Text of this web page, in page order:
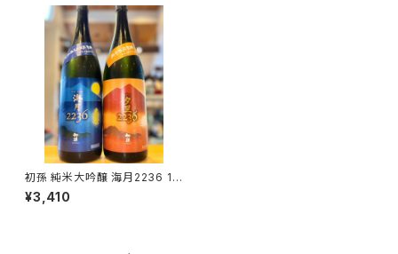
初孫 純米大吟醸 海月2236 18
00ml１本（東北銘醸・山形県酒
田市十里塚字村）
¥3,410